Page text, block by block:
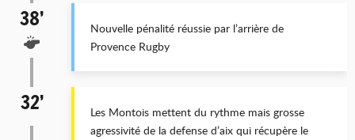
38’
Nouvelle pénalité réussie par l’arrière de
Provence Rugby
32’
Les Montois mettent du rythme mais grosse
agressivité de la defense d’aix qui récupère le